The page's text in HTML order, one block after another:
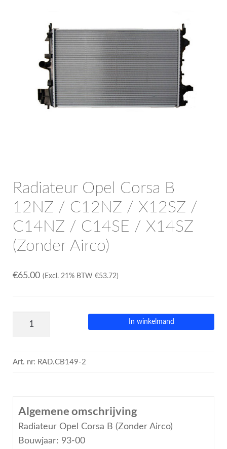
OPC Line
Bedrijfswagen parts
Contact
Inloggen / Registreren
Radiateur Opel Corsa B
12NZ / C12NZ / X12SZ /
C14NZ / C14SE / X14SZ
(Zonder Airco)
€65.00 (Excl. 21% BTW €53.72)
In winkelmand
Art. nr: RAD.CB149-2
Algemene omschrijving
Radiateur Opel Corsa B (Zonder Airco)
Bouwjaar: 93-00